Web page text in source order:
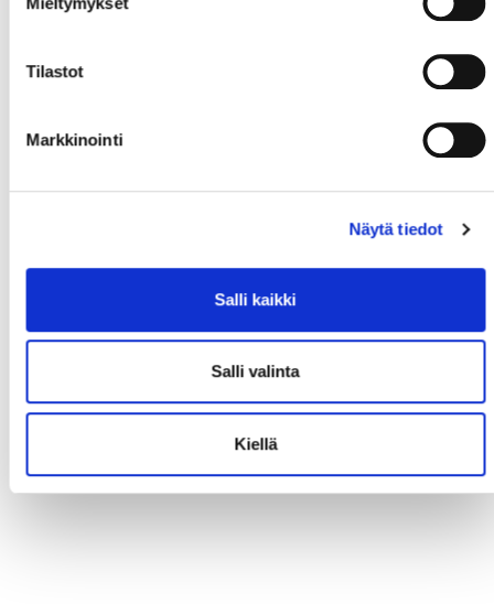
Tilastot
Markkinointi
Näytä tiedot
Salli kaikki
Salli valinta
Kiellä